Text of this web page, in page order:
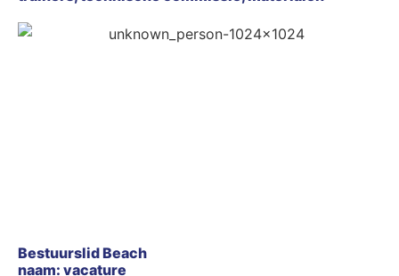
Bestuurslid Beach
naam: vacature